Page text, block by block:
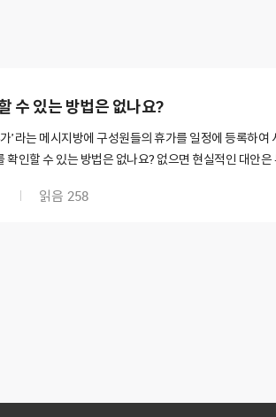
수 있는 방법은 없나요?
' 라는 메시지방에 구성원들의 휴가를 일정에 등록하
확인할 수 있는 방법은 없나요? 없으면 현실적인 대안은
읽음 258